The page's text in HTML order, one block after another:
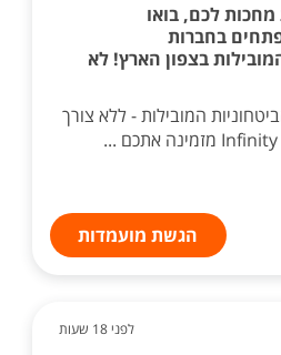
לכם, בואו
בחברות
בצפון הארץ! לא
המובילות - ללא צורך
הגשת מועמדות
לפני 18 שעות